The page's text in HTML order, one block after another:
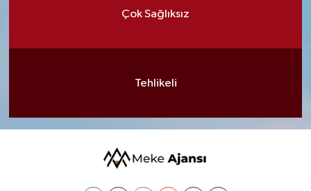
Çok Sağlıksız
Tehlikeli